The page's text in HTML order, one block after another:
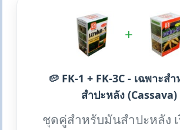
+
🥔 FK-1 + FK-3C - เฉพาะส
สำปะหลัง (Cassava)
ชุดคู่สำหรับมันสำปะหลัง